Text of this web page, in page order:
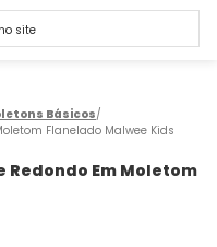
Básicos
Flanelado Malwee Kids
Redondo Em Moletom